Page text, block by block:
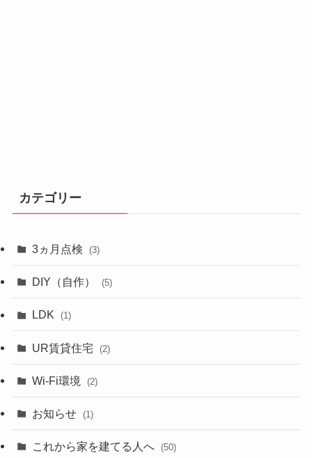
カテゴリー
3ヵ月点検 (3)
DIY（自作） (5)
LDK (1)
UR賃貸住宅 (2)
Wi-Fi環境 (2)
お知らせ (1)
これから家を建てる人へ (50)